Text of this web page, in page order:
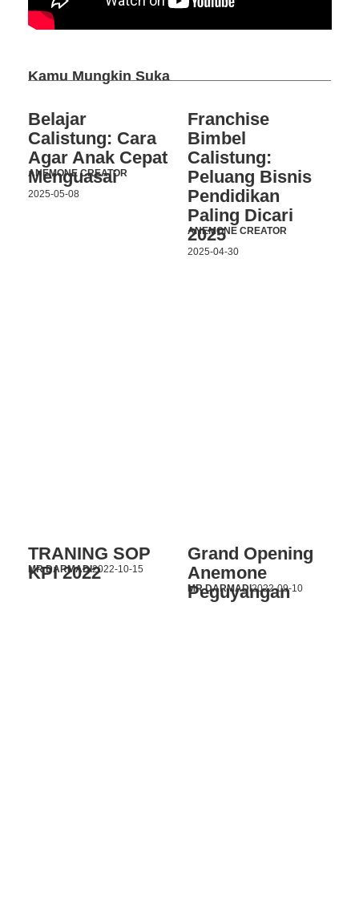
Kamu Mungkin Suka
Belajar
Calistung: Cara
Agar Anak Cepat
Menguasai
ANEMONE CREATOR
2025-05-08
Franchise
Bimbel
Calistung:
Peluang Bisnis
Pendidikan
Paling Dicari
2025
ANEMONE CREATOR
2025-04-30
TRANING SOP
KPI 2022
MR DARMADI2022-10-15
Grand Opening
Anemone
Peguyangan
MR DARMADI2022-09-10